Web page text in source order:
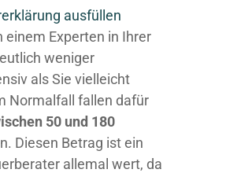
ausfüllen
einem Experten in Ihrer
weniger
als Sie vielleicht
Normalfall fallen dafür
50 und 180
Diesen Betrag ist ein
allemal wert, da